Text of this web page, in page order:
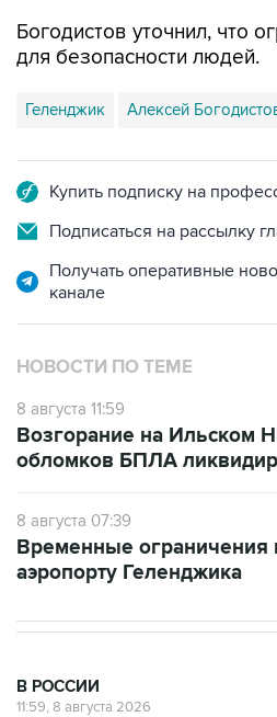
Богодистов уточнил, что
для безопасности людей.
Геленджик Алексей
Купить подписку на
Подписаться на рассылку
Получать оперативные
канале
НОВОСТИ ПО ТЕМЕ
8 августа 11:59
Возгорание на Ильском
обломков БПЛА
8 августа 07:39
Временные ограничения
аэропорту Геленджика
В РОССИИ
11:59, 8 августа 2026